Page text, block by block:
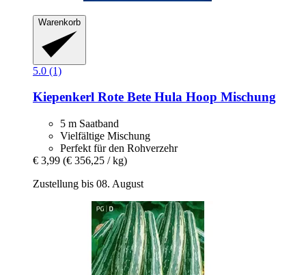
Warenkorb
5.0 (1)
Kiepenkerl Rote Bete Hula Hoop Mischung
5 m Saatband
Vielfältige Mischung
Perfekt für den Rohverzehr
€ 3,99 (€ 356,25 / kg)
Zustellung bis 08. August